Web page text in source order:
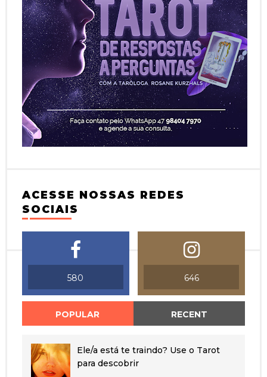
ACESSE NOSSAS REDES
SOCIAIS
580 646
POPULAR RECENT
Ele/a está te traindo? Use o Tarot
para descobrir